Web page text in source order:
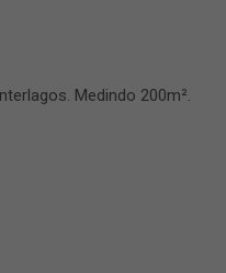
Medindo 200m².